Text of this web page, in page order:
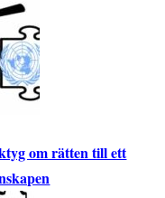
om rätten till ett